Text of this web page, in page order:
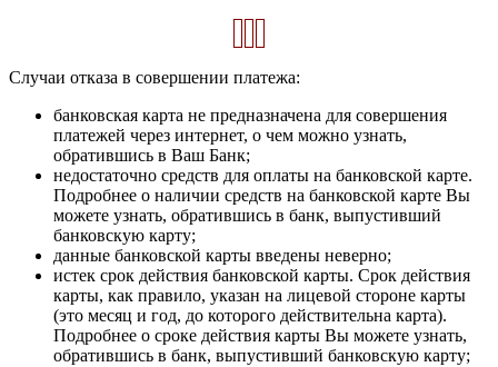
Случаи отказа в совершении платежа:
банковская карта не предназначена для совершения
платежей через интернет, о чем можно узнать,
обратившись в Ваш Банк;
недостаточно средств для оплаты на банковской карте.
Подробнее о наличии средств на банковской карте Вы
можете узнать, обратившись в банк, выпустивший
банковскую карту;
данные банковской карты введены неверно;
истек срок действия банковской карты. Срок действия
карты, как правило, указан на лицевой стороне карты
(это месяц и год, до которого действительна карта).
Подробнее о сроке действия карты Вы можете узнать,
обратившись в банк, выпустивший банковскую карту;